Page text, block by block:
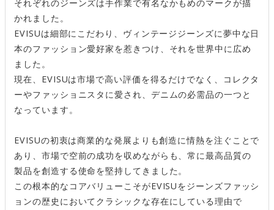
それぞれのジーンズは手作業で有名なかもめのマークが描
かれました。
EVISUは細部にこだわり、ヴィンテージジーンズに夢中な日
本のファッション愛好家を惹きつけ、それを世界中に広め
ました。
現在、EVISUは市場で高い評価を得るだけでなく、コレクタ
ーやファッショニスタに愛され、デニムの必需品の一つと
なっています。
EVISUの初衷は商業的な発展よりも創造に情熱を注ぐことで
あり、市場で空前の成功を収めながらも、常に最高品質の
製品を創造する使命を堅持してきました。
この根本的なコアバリューこそがEVISUをジーンズファッシ
ョンの歴史においてクラシックな存在にしている理由で